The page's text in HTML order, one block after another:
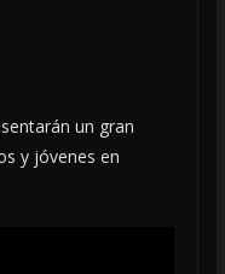
un gran
y jóvenes en